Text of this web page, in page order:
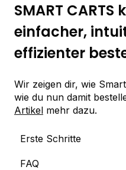
SMART
einfacher,
effizienter
Wir zeigen dir, wie
wie du nun damit
Artikel mehr dazu.
Erste Schritte
Profil
FAQ